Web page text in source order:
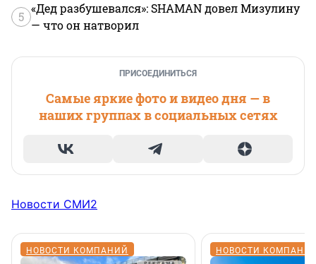
5
«Дед разбушевался»: SHAMAN довел Мизулину
— что он натворил
ПРИСОЕДИНИТЬСЯ
Самые яркие фото и видео дня — в
наших группах в социальных сетях
Новости СМИ2
НОВОСТИ КОМПАНИЙ НОВОСТИ